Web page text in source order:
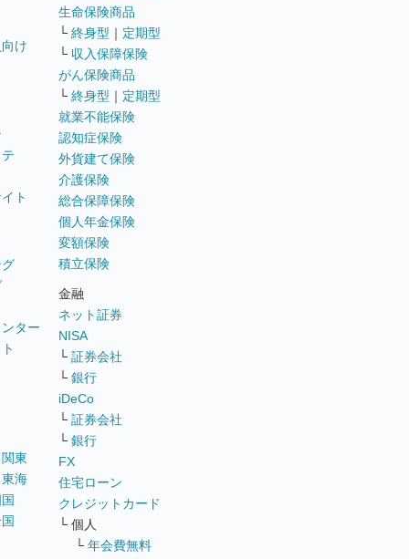
け
ト
ター
関東
東海
生命保険商品
└ 終身型 ｜ 定期型
└ 収入保障保険
がん保険商品
└ 終身型 ｜ 定期型
就業不能保険
認知症保険
外貨建て保険
介護保険
総合保障保険
個人年金保険
変額保険
積立保険
金融
ネット証券
NISA
└ 証券会社
└ 銀行
iDeCo
└ 証券会社
└ 銀行
FX
住宅ローン
クレジットカード
└ 個人
└ 年会費無料